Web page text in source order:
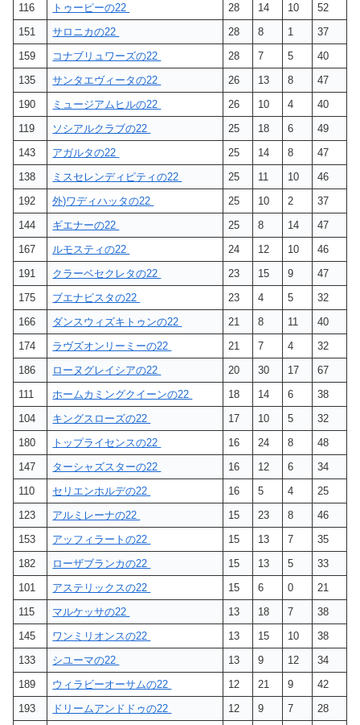
116
トゥーピーの22 28 14 10
52
151
サロニカの22 28 8 1
37
159
コナブリュワーズの22 28 7 5
40
135
サンタエヴィータの22 26 13 8
47
190
ミュージアムヒルの22 26 10 4
40
119
ソシアルクラブの22 25 18 6
49
143
アガルタの22 25 14 8
47
138
ミスセレンディピティの22 25 11 10
46
192
外)ワディハッタの22 25 10 2
37
144
ギエナーの22 25 8 14
47
167
ルモスティの22 24 12 10
46
191
クラーベセクレタの22 23 15 9
47
175
ブエナビスタの22 23 4 5
32
166
ダンスウィズキトゥンの22 21 8 11
40
174
ラヴズオンリーミーの22 21 7 4
32
186
ローヌグレイシアの22 20 30 17
67
111
ホームカミングクイーンの22 18 14 6
38
104
キングスローズの22 17 10 5
32
180
トップライセンスの22 16 24 8
48
147
ターシャズスターの22 16 12 6
34
110
セリエンホルデの22 16 5 4
25
123
アルミレーナの22 15 23 8
46
153
アッフィラートの22 15 13 7
35
182
ローザブランカの22 15 13 5
33
101
アステリックスの22 15 6 0
21
115
マルケッサの22 13 18 7
38
145
ワンミリオンスの22 13 15 10
38
133
シユーマの22 13 9 12
34
189
ウィラビーオーサムの22 12 21 9
42
193
ドリームアンドドゥの22 12 9 7
28